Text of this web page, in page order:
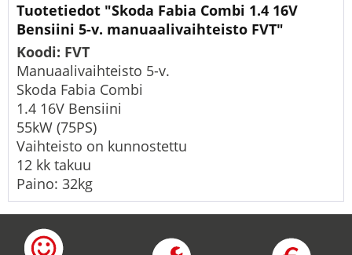
Tuotetiedot "Skoda Fabia Combi 1.4 16V
Bensiini 5-v. manuaalivaihteisto FVT"
Koodi: FVT
Manuaalivaihteisto 5-v.
Skoda Fabia Combi
1.4 16V Bensiini
55kW (75PS)
Vaihteisto on kunnostettu
12 kk takuu
Paino: 32kg